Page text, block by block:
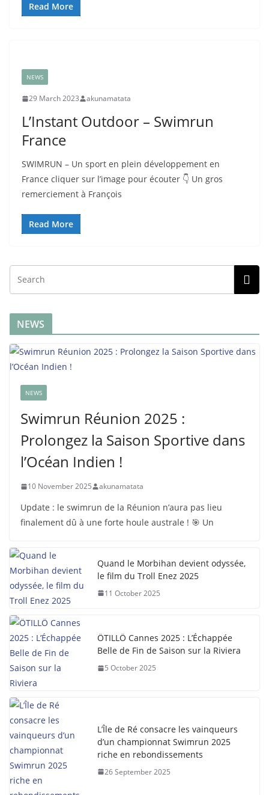
Read More
NEWS
29 March 2023 akunamatata
L’Instant Outdoor – Swimrun
France
SWIMRUN – Un sport en plein développement en
France cliquer sur l’image pour écouter 👇 Un gros
remerciement à François
Read More
NEWS
NEWS
Swimrun Réunion 2025 :
Prolongez la Saison Sportive dans
l’Océan Indien !
10 November 2025 akunamatata
Update : le swimrun de la Réunion n’aura pas lieu
finalement dû à une forte houle australe ! 🎯 Un
Quand le Morbihan devient odyssée,
le film du Troll Enez 2025
11 October 2025
ÖTILLÖ Cannes 2025 : L’Échappée
Belle de Fin de Saison sur la Riviera
5 October 2025
L’Île de Ré consacre les vainqueurs
d’un championnat Swimrun 2025
riche en rebondissements
26 September 2025